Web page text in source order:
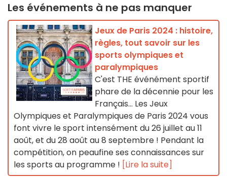
Les événements à ne pas manquer
Jeux de Paris 2024 : histoire,
règles, tout savoir sur les
sports olympiques et
paralympiques
C'est THE événément sportif
phare de la décennie pour les
Français... Les Jeux
Olympiques et Paralympiques de Paris 2024 vous
font vivre le sport intensément du 26 juillet au 11
août, et du 28 août au 8 septembre ! Pendant la
compétition, on peaufine ses connaissances sur
les sports au programme ! [Lire la suite]